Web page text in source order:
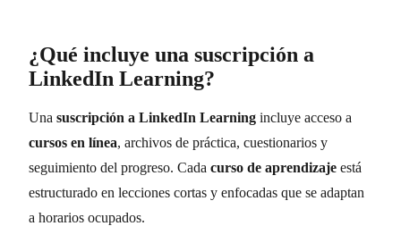
¿Qué incluye una suscripción a
LinkedIn Learning?
Una suscripción a LinkedIn Learning incluye acceso a
cursos en línea, archivos de práctica, cuestionarios y
seguimiento del progreso. Cada curso de aprendizaje está
estructurado en lecciones cortas y enfocadas que se adaptan
a horarios ocupados.